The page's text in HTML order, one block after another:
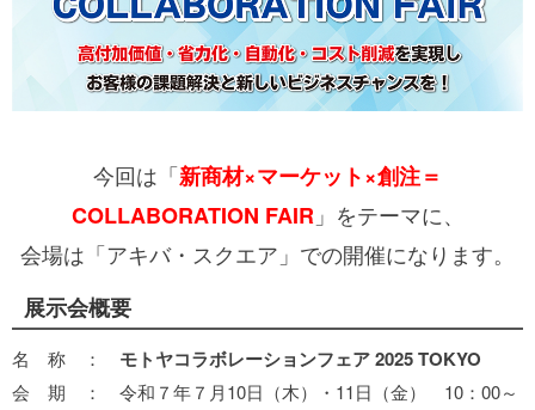
今回は「新商材×マーケット×創注＝
COLLABORATION FAIR 」をテーマに、
会場は「アキバ・スクエア」での開催になります。
展示会概要
名 称 ： モトヤコラボレーションフェア 2025 TOKYO
会 期 ： 令和７年７月10日（木）・11日（金） 10：00～